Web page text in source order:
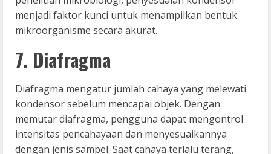
menjadi faktor kunci untuk menampilkan bentuk
mikroorganisme secara akurat.
7. Diafragma
Diafragma mengatur jumlah cahaya yang melewati
kondensor sebelum mencapai objek. Dengan
memutar diafragma, pengguna dapat mengontrol
intensitas pencahayaan dan menyesuaikannya
dengan jenis sampel. Saat cahaya terlalu terang,